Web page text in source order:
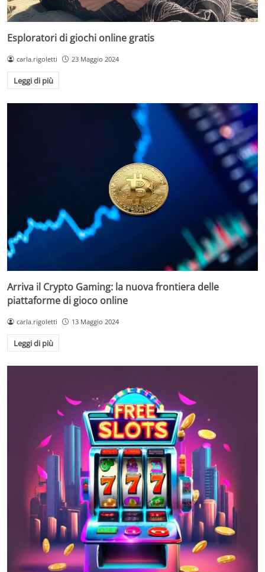
Esploratori di giochi online gratis
carla.rigoletti 23 Maggio 2024
Leggi di più
Arriva il Crypto Gaming: la nuova frontiera delle
piattaforme di gioco online
carla.rigoletti 13 Maggio 2024
Leggi di più